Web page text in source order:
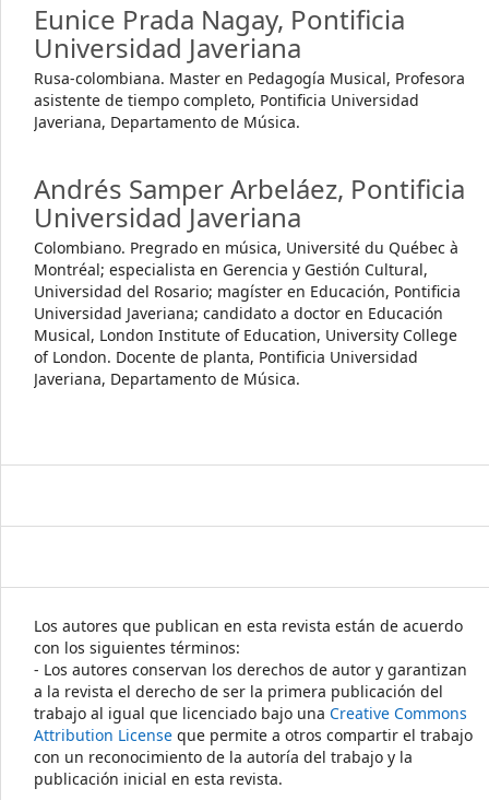
Eunice Prada Nagay, Pontificia
Universidad Javeriana
Rusa-colombiana. Master en Pedagogía Musical, Profesora
asistente de tiempo completo, Pontificia Universidad
Javeriana, Departamento de Música.
Andrés Samper Arbeláez, Pontificia
Universidad Javeriana
Colombiano. Pregrado en música, Université du Québec à
Montréal; especialista en Gerencia y Gestión Cultural,
Universidad del Rosario; magíster en Educación, Pontificia
Universidad Javeriana; candidato a doctor en Educación
Musical, London Institute of Education, University College
of London. Docente de planta, Pontificia Universidad
Javeriana, Departamento de Música.
Los autores que publican en esta revista están de acuerdo
con los siguientes términos:
- Los autores conservan los derechos de autor y garantizan
a la revista el derecho de ser la primera publicación del
trabajo al igual que licenciado bajo una Creative Commons
Attribution License que permite a otros compartir el trabajo
con un reconocimiento de la autoría del trabajo y la
publicación inicial en esta revista.